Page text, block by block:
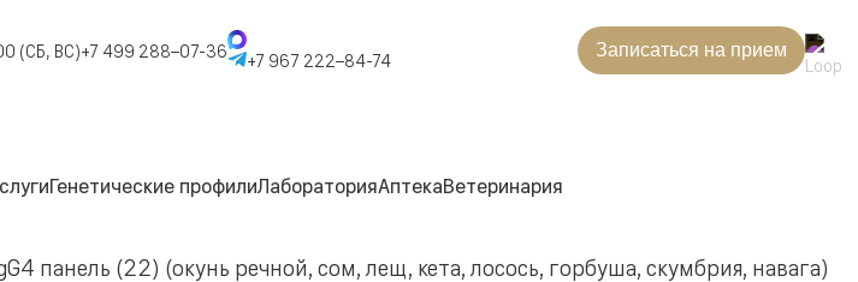
(СБ, ВС)+7 499 288–07-36 +7 967 222–84-74 Записаться на прием
Генетические профилиЛабораторияАптекаВетеринария
панель (22) (окунь речной, сом, лещ, кета, лосось, горбуша, скумбрия, навага)